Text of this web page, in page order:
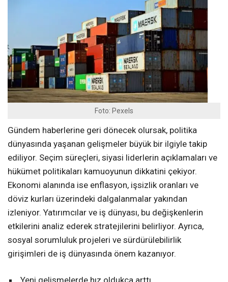
Foto: Pexels
Gündem haberlerine geri dönecek olursak, politika
dünyasında yaşanan gelişmeler büyük bir ilgiyle takip
ediliyor. Seçim süreçleri, siyasi liderlerin açıklamaları ve
hükümet politikaları kamuoyunun dikkatini çekiyor.
Ekonomi alanında ise enflasyon, işsizlik oranları ve
döviz kurları üzerindeki dalgalanmalar yakından
izleniyor. Yatırımcılar ve iş dünyası, bu değişkenlerin
etkilerini analiz ederek stratejilerini belirliyor. Ayrıca,
sosyal sorumluluk projeleri ve sürdürülebilirlik
girişimleri de iş dünyasında önem kazanıyor.
Yeni gelişmelerde hız oldukça arttı